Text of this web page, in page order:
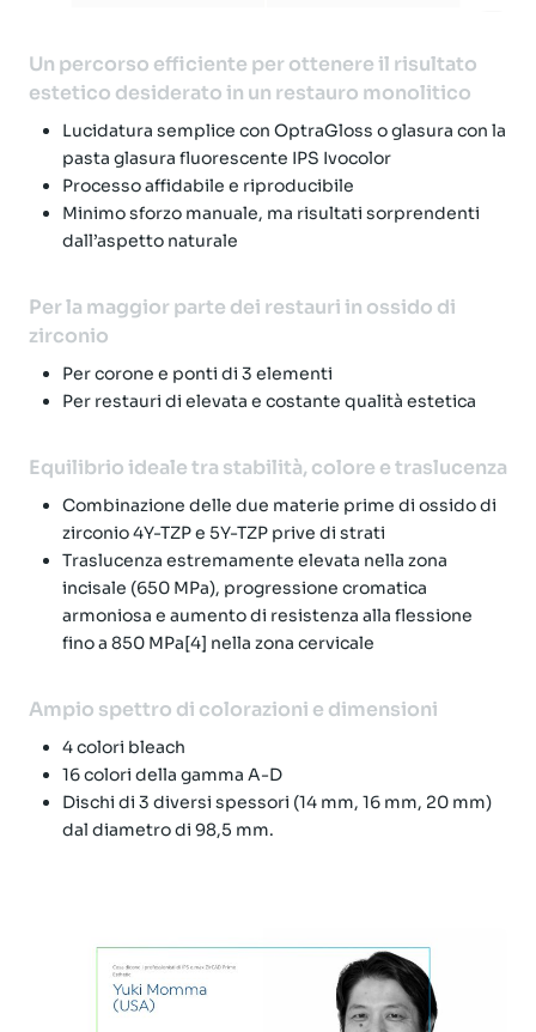
Un percorso efficiente per ottenere il risultato
estetico desiderato in un restauro monolitico
Lucidatura semplice con OptraGloss o glasura con la
pasta glasura fluorescente IPS Ivocolor
Processo affidabile e riproducibile
Minimo sforzo manuale, ma risultati sorprendenti
dall’aspetto naturale
Per la maggior parte dei restauri in ossido di
zirconio
Per corone e ponti di 3 elementi
Per restauri di elevata e costante qualità estetica
Equilibrio ideale tra stabilità, colore e traslucenza
Combinazione delle due materie prime di ossido di
zirconio 4Y-TZP e 5Y-TZP prive di strati
Traslucenza estremamente elevata nella zona
incisale (650 MPa), progressione cromatica
armoniosa e aumento di resistenza alla flessione
fino a 850 MPa[4] nella zona cervicale
Ampio spettro di colorazioni e dimensioni
4 colori bleach
16 colori della gamma A-D
Dischi di 3 diversi spessori (14 mm, 16 mm, 20 mm)
dal diametro di 98,5 mm.